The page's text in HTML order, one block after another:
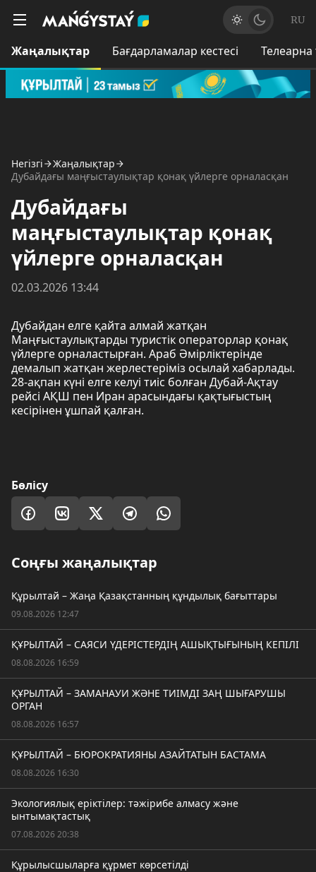
RU
Жаңалықтар Бағдарламалар кестесі
Негізгі
Жаңалықтар
Дубайдағы маңғыстаулықтар қонақ үйлерге орналасқан
Дубайдағы
маңғыстаулықтар қонақ
үйлерге орналасқан
02.03.2026 13:44
Дубайдан елге қайта алмай жатқан
Маңғыстаулықтарды туристік операторлар қонақ
үйлерге орналастырған. Араб Әмірліктерінде
демалып жатқан жерлестеріміз осылай хабарлады.
28-ақпан күні елге келуі тиіс болған Дубай-Ақтау
рейсі АҚШ пен Иран арасындағы қақтығыстың
кесірінен ұшпай қалған.
Бөлісу
Соңғы жаңалықтар
Құрылтай – Жаңа Қазақстанның құндылық бағыттары
09.08.2026 12:47
ҚҰРЫЛТАЙ – САЯСИ ҮДЕРІСТЕРДІҢ АШЫҚТЫҒЫНЫҢ КЕПІЛІ
08.08.2026 16:59
ҚҰРЫЛТАЙ – ЗАМАНАУИ ЖӘНЕ ТИІМДІ ЗАҢ ШЫҒАРУШЫ
ОРГАН
08.08.2026 16:57
ҚҰРЫЛТАЙ – БЮРОКРАТИЯНЫ АЗАЙТАТЫН БАСТАМА
08.08.2026 16:30
Экологиялық еріктілер: тәжірибе алмасу және
ынтымақтастық
07.08.2026 20:38
Құрылысшыларға құрмет көрсетілді